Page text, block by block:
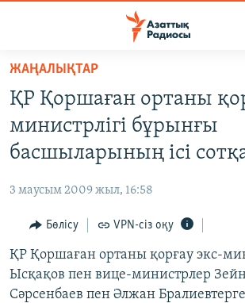
Skip
main
content
Skip
main
Navigation
Search
САЯСАТ
AZATTYQTV
АДАМ ҚҰҚЫҚТАРЫ
ӘЛЕУМЕТ
ӘЛЕМ
АРНАЙЫ ЖОБАЛАР
ЖАҢАЛЫҚТАР
ҚР Қоршаған ортаны
министрлігі бұрынғы
басшыларының ісі сотқа
3 маусым 2009 жыл, 16:58
Бөлісу VPN-сіз оқу
ҚР Қоршаған ортаны қорғау экс-
Ысқақов пен вице-министрлер
Сәрсенбаев пен Әлжан